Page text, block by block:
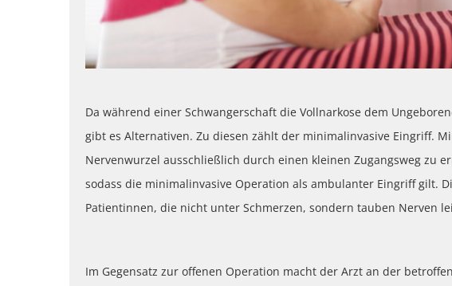
Da während einer Schwangerschaft die Vollnarkose dem
gibt es Alternativen. Zu diesen zählt der minimalinvasive Eingriff.
Nervenwurzel ausschließlich durch einen kleinen Zugangsweg zu
sodass die minimalinvasive Operation als ambulanter Eingriff gilt.
Patientinnen, die nicht unter Schmerzen, sondern tauben Nerven
Im Gegensatz zur offenen Operation macht der Arzt an der